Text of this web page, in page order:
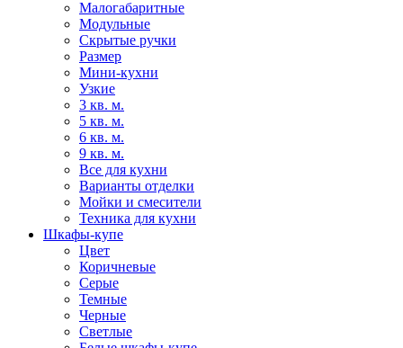
Малогабаритные
Модульные
Скрытые ручки
Размер
Мини-кухни
Узкие
3 кв. м.
5 кв. м.
6 кв. м.
9 кв. м.
Все для кухни
Варианты отделки
Мойки и смесители
Техника для кухни
Шкафы-купе
Цвет
Коричневые
Серые
Темные
Черные
Светлые